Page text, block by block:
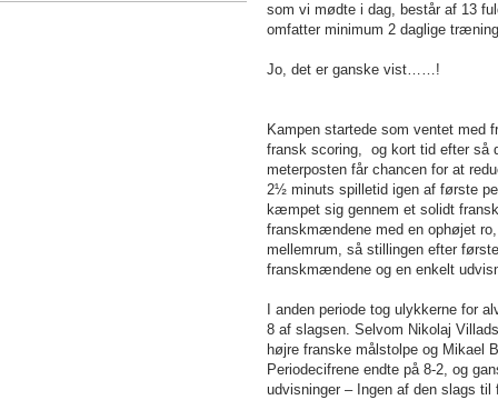
som vi mødte i dag, består af 13
omfatter minimum 2 daglige
Jo, det er ganske vist……!
Kampen startede som ventet med
fransk scoring, og kort tid efter så
meterposten får chancen for at
2½ minuts spilletid igen af første
kæmpet sig gennem et solidt
franskmændene med en ophøjet
mellemrum, så stillingen efter
franskmændene og en enkelt
I anden periode tog ulykkerne for
8 af slagsen. Selvom Nikolaj
højre franske målstolpe og Mikael
Periodecifrene endte på 8-2, og
udvisninger – Ingen af den slags